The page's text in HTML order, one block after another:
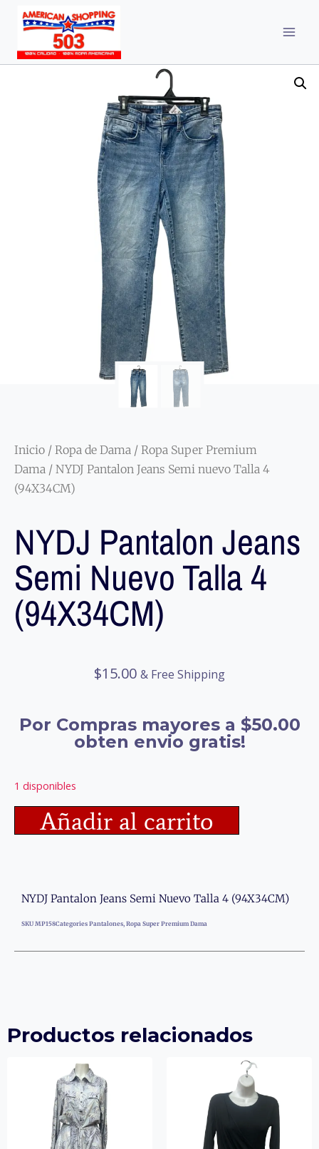
Inicio / Ropa de Dama / Ropa Super Premium
Dama / NYDJ Pantalon Jeans Semi nuevo Talla 4
(94X34CM)
NYDJ Pantalon Jeans
Semi Nuevo Talla 4
(94X34CM)
$15.00 & Free Shipping
Por Compras mayores a $50.00
obten envio gratis!
1 disponibles
Añadir al carrito
NYDJ Pantalon Jeans Semi Nuevo Talla 4 (94X34CM)
SKU MP158Categories Pantalones, Ropa Super Premium Dama
Productos relacionados